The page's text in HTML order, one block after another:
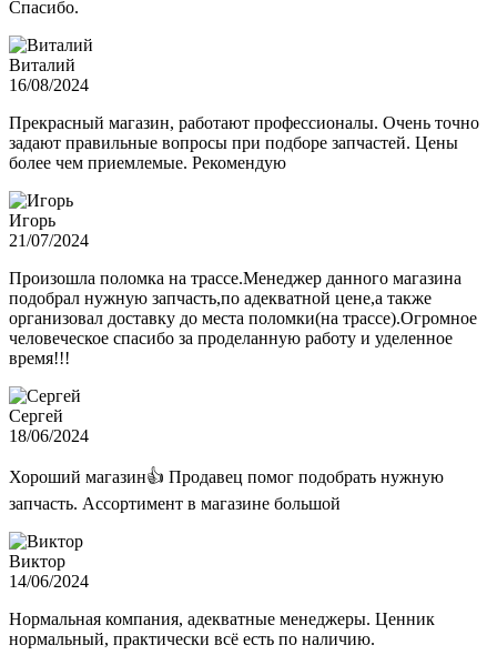
Спасибо.
Виталий
16/08/2024
Прекрасный магазин, работают профессионалы. Очень точно
задают правильные вопросы при подборе запчастей. Цены
более чем приемлемые. Рекомендую
Игорь
21/07/2024
Произошла поломка на трассе.Менеджер данного магазина
подобрал нужную запчасть,по адекватной цене,а также
организовал доставку до места поломки(на трассе).Огромное
человеческое спасибо за проделанную работу и уделенное
время!!!
Сергей
18/06/2024
Хороший магазин👍 Продавец помог подобрать нужную
запчасть. Ассортимент в магазине большой
Виктор
14/06/2024
Нормальная компания, адекватные менеджеры. Ценник
нормальный, практически всё есть по наличию.